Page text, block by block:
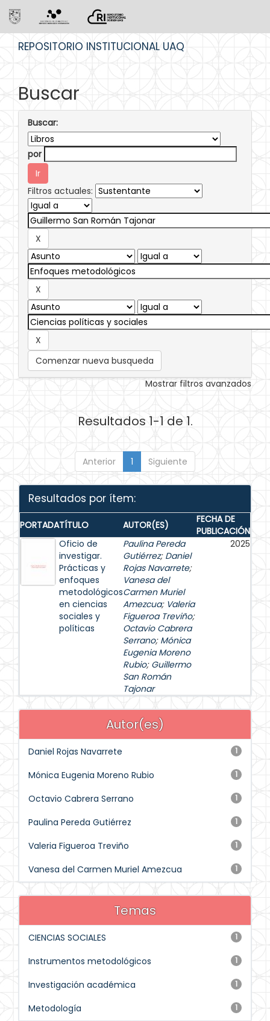
REPOSITORIO INSTITUCIONAL UAQ
Buscar
Buscar:
por
Filtros actuales:
Comenzar nueva busqueda
Mostrar filtros avanzados
Resultados 1-1 de 1.
Anterior 1 Siguiente
Resultados por ítem:
PORTADATÍTULO AUTOR(ES)
FECHA DE
PUBLICACIÓN
Oficio de
investigar.
Prácticas y
enfoques
metodológicos
en ciencias
sociales y
políticas
Paulina Pereda
Gutiérrez; Daniel
Rojas Navarrete;
Vanesa del
Carmen Muriel
Amezcua; Valeria
Figueroa Treviño;
Octavio Cabrera
Serrano; Mónica
Eugenia Moreno
Rubio; Guillermo
San Román
Tajonar
2025
Autor(es)
1
Daniel Rojas Navarrete
1
Mónica Eugenia Moreno Rubio
1
Octavio Cabrera Serrano
1
Paulina Pereda Gutiérrez
1
Valeria Figueroa Treviño
1
Vanesa del Carmen Muriel Amezcua
Temas
1
CIENCIAS SOCIALES
1
Instrumentos metodológicos
1
Investigación académica
1
Metodología